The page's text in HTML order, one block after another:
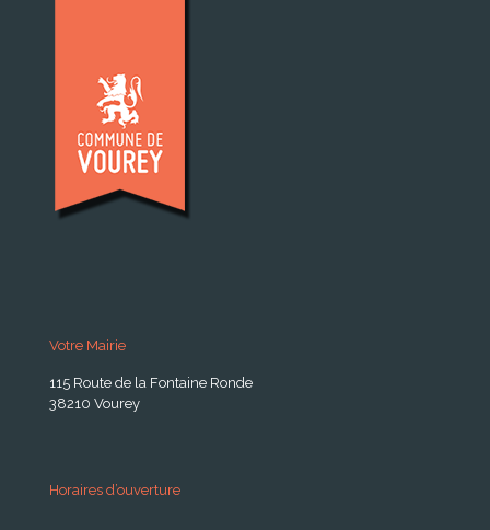
Votre Mairie
115 Route de la Fontaine Ronde
38210 Vourey
Horaires d’ouverture